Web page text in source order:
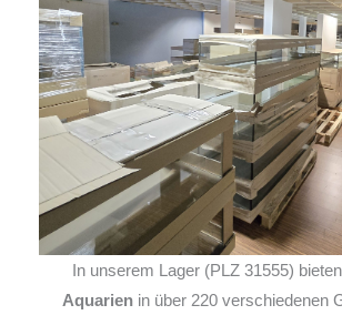
In unserem Lager (PLZ 31555)
Aquarien in über 220 verschiedenen